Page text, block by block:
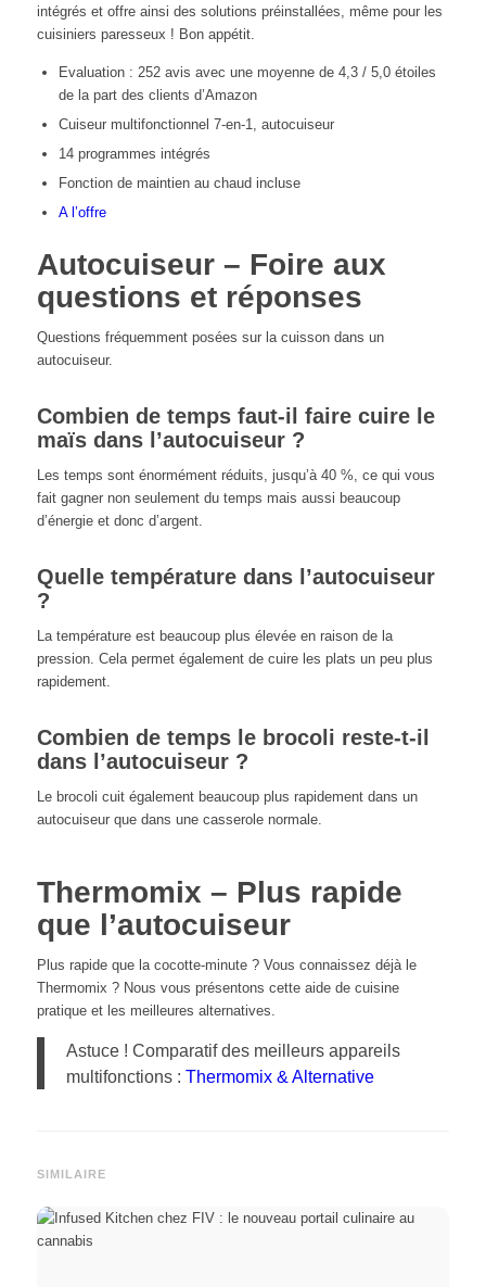
intégrés et offre ainsi des solutions préinstallées, même pour les
cuisiniers paresseux ! Bon appétit.
Evaluation : 252 avis avec une moyenne de 4,3 / 5,0 étoiles
de la part des clients d’Amazon
Cuiseur multifonctionnel 7-en-1, autocuiseur
14 programmes intégrés
Fonction de maintien au chaud incluse
A l’offre
Autocuiseur – Foire aux
questions et réponses
Questions fréquemment posées sur la cuisson dans un
autocuiseur.
Combien de temps faut-il faire cuire le
maïs dans l’autocuiseur ?
Les temps sont énormément réduits, jusqu’à 40 %, ce qui vous
fait gagner non seulement du temps mais aussi beaucoup
d’énergie et donc d’argent.
Quelle température dans l’autocuiseur
?
La température est beaucoup plus élevée en raison de la
pression. Cela permet également de cuire les plats un peu plus
rapidement.
Combien de temps le brocoli reste-t-il
dans l’autocuiseur ?
Le brocoli cuit également beaucoup plus rapidement dans un
autocuiseur que dans une casserole normale.
Thermomix – Plus rapide
que l’autocuiseur
Plus rapide que la cocotte-minute ? Vous connaissez déjà le
Thermomix ? Nous vous présentons cette aide de cuisine
pratique et les meilleures alternatives.
Astuce ! Comparatif des meilleurs appareils
multifonctions : Thermomix & Alternative
SIMILAIRE